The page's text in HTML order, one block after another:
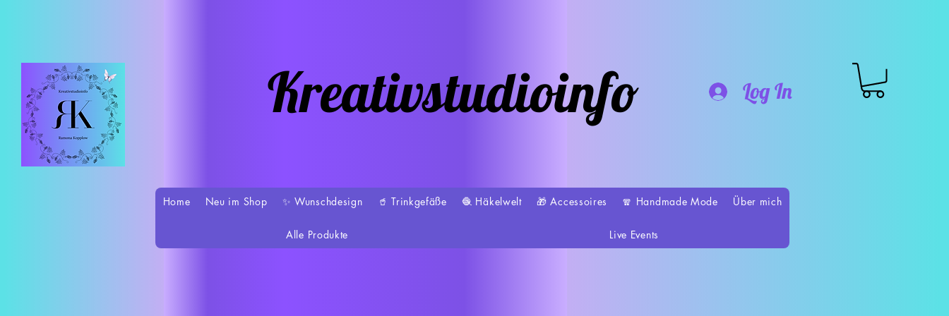
Kreativstudioinfo Log In
Home Neu im Shop ✨ Wunschdesign 🥤 Trinkgefäße 🧶 Häkelwelt 🎁 Accessoires 🧣 Handmade Mode Über mich
Alle Produkte Live Events